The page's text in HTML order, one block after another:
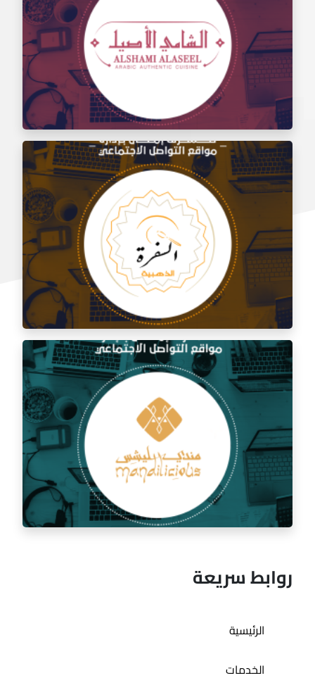
إدارة مواقع التواصل الاجتماعي لتذوق مطعم الشام
إدارة السوشيال ميديا لمطعم الشامي الأصيل
إدارة السوشيال ميديا لمطعم السفرة الذهبية
إدارة السوشيال ميديا لمطعم مندي ليشس
روابط سريعة
الرئيسية
الخدمات